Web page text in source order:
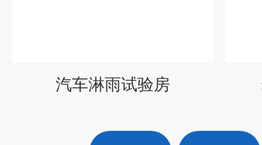
汽车淋雨试验房